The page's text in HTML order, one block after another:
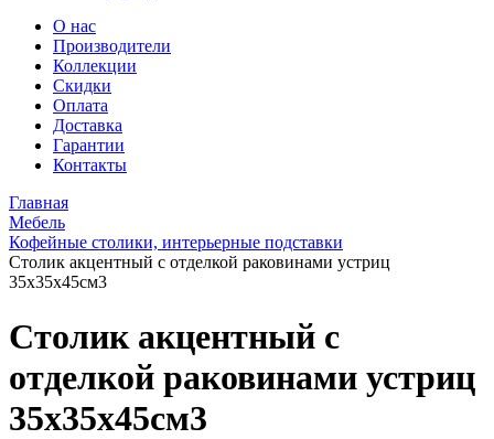
О нас
Производители
Коллекции
Скидки
Оплата
Доставка
Гарантии
Контакты
Главная
Мебель
Кофейные столики, интерьерные подставки
Столик акцентный с отделкой раковинами устриц
35x35x45см3
Столик акцентный с
отделкой раковинами устриц
35x35x45см3